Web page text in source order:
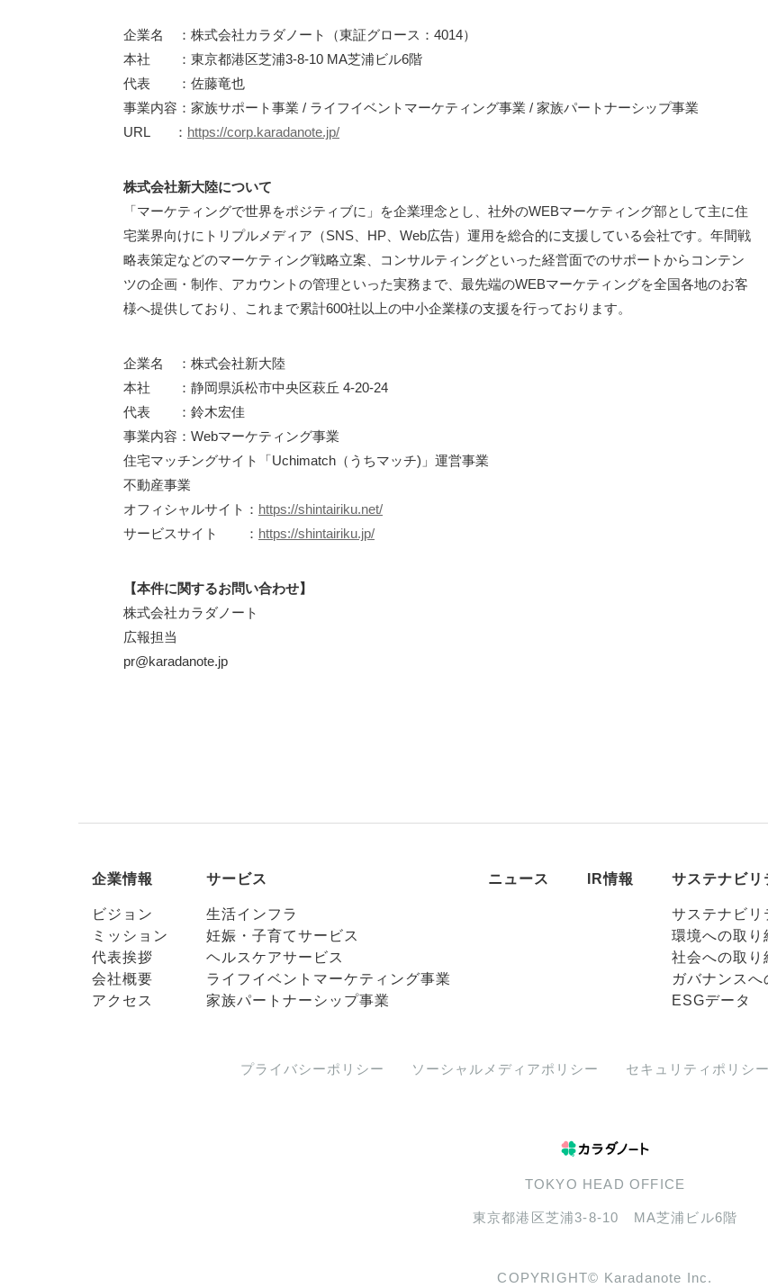
企業名 ：株式会社カラダノート（東証グロース：4014）
本社 ：東京都港区芝浦3-8-10 MA芝浦ビル6階
代表 ：佐藤竜也
事業内容：家族サポート事業 / ライフイベントマーケティング事業 / 家族パートナーシップ事業
URL ： https://corp.karadanote.jp/
株式会社新大陸について
「マーケティングで世界をポジティブに」を企業理念とし、社外のWEBマーケティング部として主に住
宅業界向けにトリプルメディア（SNS、HP、Web広告）運用を総合的に支援している会社です。年間戦
略表策定などのマーケティング戦略立案、コンサルティングといった経営面でのサポートからコンテン
ツの企画・制作、アカウントの管理といった実務まで、最先端のWEBマーケティングを全国各地のお客
様へ提供しており、これまで累計600社以上の中小企業様の支援を行っております。
企業名 ：株式会社新大陸
本社 ：静岡県浜松市中央区萩丘 4-20-24
代表 ：鈴木宏佳
事業内容：Webマーケティング事業
住宅マッチングサイト「Uchimatch（うちマッチ)」運営事業
不動産事業
オフィシャルサイト： https://shintairiku.net/
サービスサイト ： https://shintairiku.jp/
【本件に関するお問い合わせ】
株式会社カラダノート
広報担当
pr@karadanote.jp
企業情報
ビジョン
ミッション
代表挨拶
会社概要
アクセス
サービス
生活インフラ
妊娠・子育てサービス
ヘルスケアサービス
ライフイベントマーケティング事業
家族パートナーシップ事業
ニュース IR情報 サステナビリ
サステナビリ
環境への取り
社会への取り
ガバナンスへ
ESGデータ
プライバシーポリシー ソーシャルメディアポリシー セキュリティポリシー
TOKYO HEAD OFFICE
東京都港区芝浦3-8-10 MA芝浦ビル6階
COPYRIGHT© Karadanote Inc.